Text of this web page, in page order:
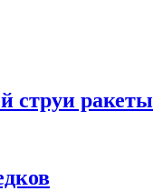
струи ракеты